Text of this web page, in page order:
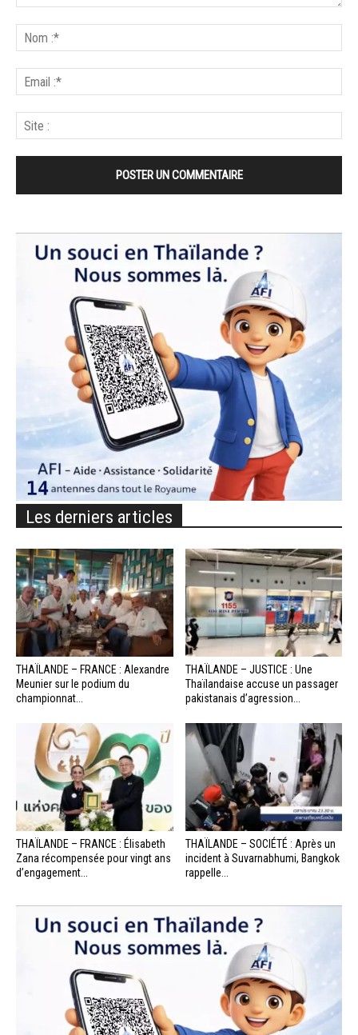
Les derniers articles
THAÏLANDE – FRANCE : Alexandre
Meunier sur le podium du
championnat...
THAÏLANDE – JUSTICE : Une
Thaïlandaise accuse un passager
pakistanais d’agression...
THAÏLANDE – FRANCE : Élisabeth
Zana récompensée pour vingt ans
d’engagement...
THAÏLANDE – SOCIÉTÉ : Après un
incident à Suvarnabhumi, Bangkok
rappelle...